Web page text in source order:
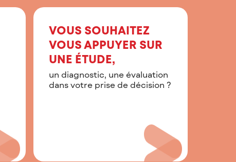
VOUS SOUHAITEZ
VOUS APPUYER SUR
UNE ÉTUDE,
un diagnostic, une évaluation
dans votre prise de décision ?